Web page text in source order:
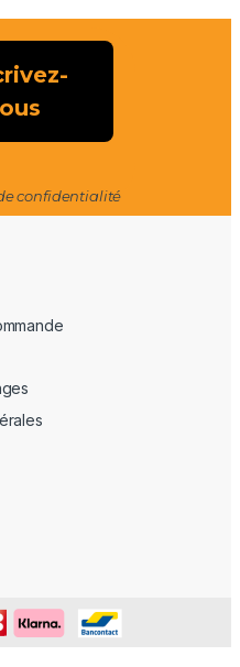
confidentialité